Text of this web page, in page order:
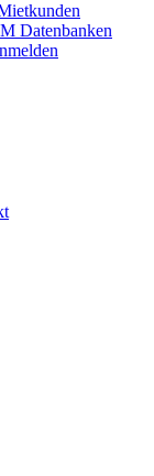
Datenbanken